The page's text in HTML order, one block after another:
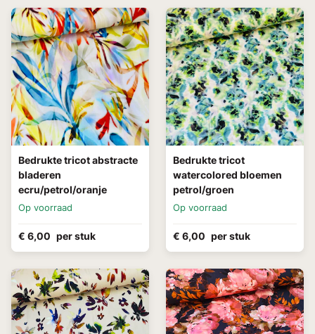
Bedrukte tricot abstracte
bladeren
ecru/petrol/oranje
Op voorraad
€ 6,00 per stuk
Bedrukte tricot
watercolored bloemen
petrol/groen
Op voorraad
€ 6,00 per stuk